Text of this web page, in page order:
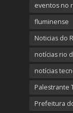
eventos no
fluminense
Noticias do
notícias rio
notícias
Palestrante
Prefeitura